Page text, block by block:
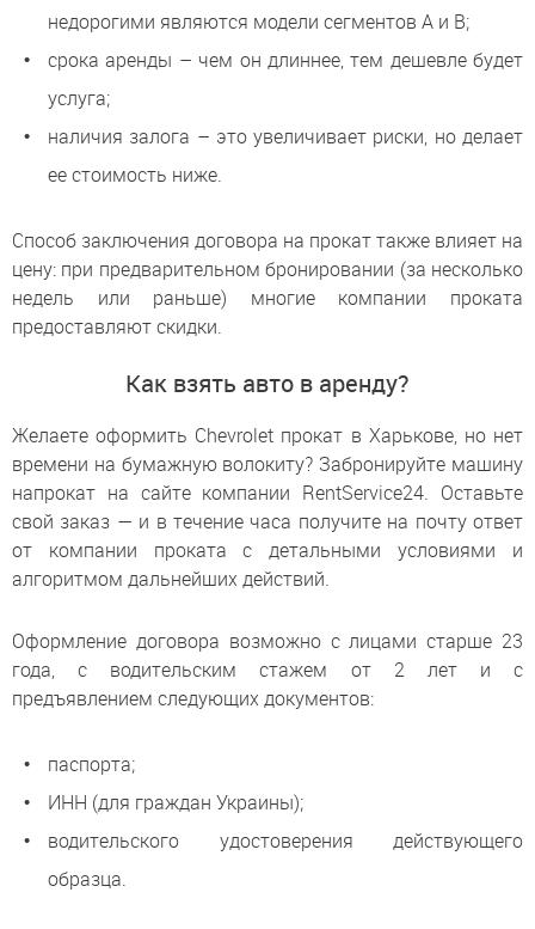
недорогими являются модели сегментов А и В;
срока аренды – чем он длиннее, тем дешевле будет
услуга;
наличия залога – это увеличивает риски, но делает
ее стоимость ниже.
Способ заключения договора на прокат также влияет на
цену: при предварительном бронировании (за несколько
недель или раньше) многие компании проката
предоставляют скидки.
Как взять авто в аренду?
Желаете оформить Chevrolet прокат в Харькове, но нет
времени на бумажную волокиту? Забронируйте машину
напрокат на сайте компании RentService24. Оставьте
свой заказ — и в течение часа получите на почту ответ
от компании проката с детальными условиями и
алгоритмом дальнейших действий.
Оформление договора возможно с лицами старше 23
года, с водительским стажем от 2 лет и с
предъявлением следующих документов:
паспорта;
ИНН (для граждан Украины);
водительского удостоверения действующего
образца.